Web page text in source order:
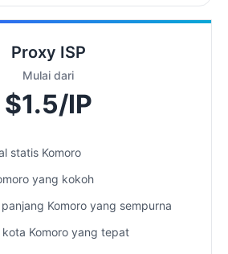
Proxy ISP
Mulai dari
$1.5/IP
statis Komoro
yang kokoh
Komoro yang sempurna
Komoro yang tepat